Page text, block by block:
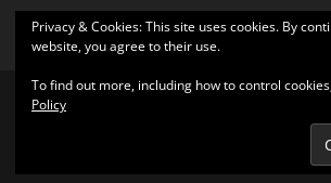
|
Privacy & Cookies: This site uses cookies. By
website, you agree to their use.
To find out more, including how to control
Policy